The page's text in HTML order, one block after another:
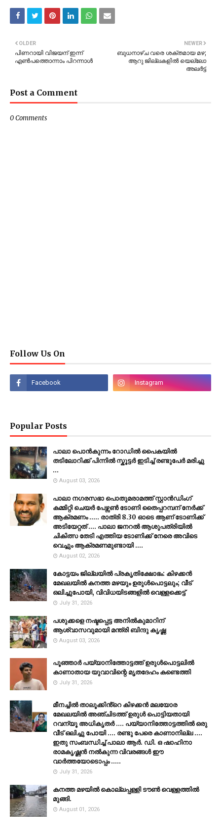
NEWER
ബുധനാഴ്ച വരെ ശക്തമായ മഴ;
ആറു ജില്ലകളില്‍ യെല്ലോ
അലര്‍ട്ട്
OLDER
പിണറായി വിജയന് ഇന്ന്
എൺപത്തൊന്നാം പിറന്നാൾ
Post a Comment
0 Comments
Follow Us On
Popular Posts
പാലാ പൊൻകുന്നം റോഡിൽ പൈകയിൽ
തടിലോറിക്ക് പിന്നിൽ സ്കൂട്ടർ ഇടിച്ച് രണ്ടുപേർ മരിച്ചു
...
August 03, 2026
പാലാ നഗരസഭാ പൊതുമരാമത്ത് സ്റ്റാൻഡിംഗ്
കമ്മിറ്റി ചെയർ പേഴ്സൺ ടോണി തൈപ്പറമ്പന് നേർക്ക്
ആക്രമണം ..... രാത്രി 8.30 ഓടെ ആണ് ടോണിക്ക്
അടിയേറ്റത് .... പാലാ ജനറൽ ആശുപത്രിയിൽ
ചികിത്സ തേടി എത്തിയ ടോണിക്ക് നേരെ അവിടെ
വെച്ചും ആക്രമണമുണ്ടായി ....
August 02, 2026
കോട്ടയം ജില്ലയില്‍ പ്രകൃതിക്ഷോഭം: കിഴക്കന്‍
മേഖലയില്‍ കനത്ത മഴയും ഉരുള്‍പൊട്ടലും; വീട്
ഒലിച്ചുപോയി, വിവിധയിടങ്ങളില്‍ വെള്ളക്കെട്ട്
July 31, 2026
പശുക്കളെ നഷ്ടപ്പെട്ട അനിൽകുമാറിന്
ആശ്വാസവുമായി മന്ത്രി ബിന്ദു കൃഷ്ണ
August 03, 2026
പൂഞ്ഞാര്‍ പയ്യാനിത്തോട്ടത്ത് ഉരുള്‍പൊട്ടലില്‍
കാണാതായ യുവാവിന്റെ മൃതദേഹം കണ്ടെത്തി
July 31, 2026
മീനച്ചിൽ താലൂക്കിൻ്റെ കിഴക്കൻ മലയോര
മേഖലയിൽ അഞ്ചിടത്ത് ഉരുൾ പൊട്ടിയതായി
റവന്യൂ അധികൃതർ .... പയ്യാനിത്തോട്ടത്തിൽ ഒരു
വീട് ഒലിച്ചു പോയി .... രണ്ടു പേരെ കാണാനില്ല ....
ഇതു സംബന്ധിച്ച് പാലാ ആർ. ഡി. ഒ ഷാഹിനാ
രാമകൃഷ്ണൻ നൽകുന്ന വിവരങ്ങൾ ഈ
വാർത്തയോടൊപ്പം .....
July 31, 2026
കനത്ത മഴയില്‍ കൊല്ലപ്പള്ളി ടൗണ്‍ വെള്ളത്തില്‍
മുങ്ങി.
August 01, 2026